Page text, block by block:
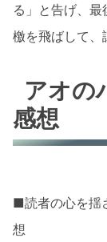
る」と告げ、
檄を飛ばして、
アオの
感想
■読者の心を揺
想